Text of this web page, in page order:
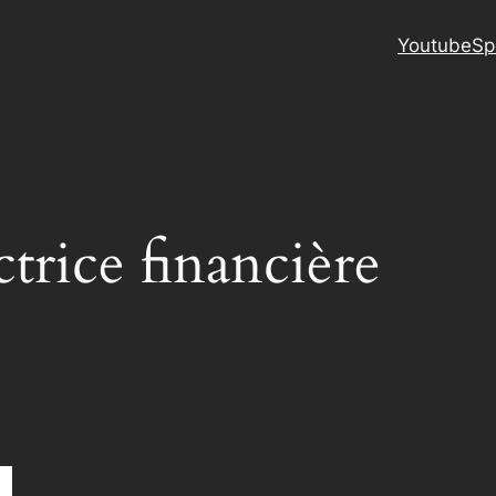
Youtube
financière